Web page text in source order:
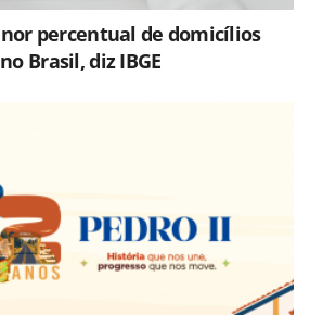
percentual de domicílios
Brasil, diz IBGE